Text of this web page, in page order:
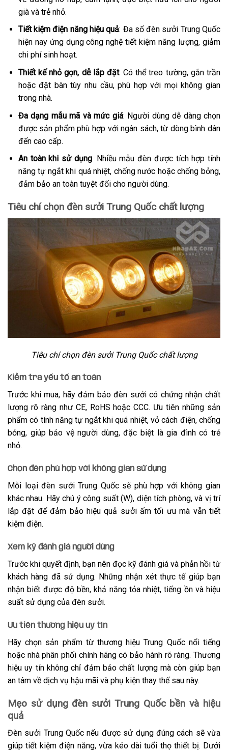
già và trẻ nhỏ.
Tiết kiệm điện năng hiệu quả: Đa số đèn sưởi Trung Quốc
hiện nay ứng dụng công nghệ tiết kiệm năng lượng, giảm
chi phí sinh hoạt.
Thiết kế nhỏ gọn, dễ lắp đặt: Có thể treo tường, gắn trần
hoặc đặt bàn tùy nhu cầu, phù hợp với mọi không gian
trong nhà.
Đa dạng mẫu mã và mức giá: Người dùng dễ dàng chọn
được sản phẩm phù hợp với ngân sách, từ dòng bình dân
đến cao cấp.
An toàn khi sử dụng: Nhiều mẫu đèn được tích hợp tính
năng tự ngắt khi quá nhiệt, chống nước hoặc chống bỏng,
đảm bảo an toàn tuyệt đối cho người dùng.
Tiêu chí chọn đèn sưởi Trung Quốc chất lượng
Tiêu chí chọn đèn sưởi Trung Quốc chất lượng
Kiểm tra yếu tố an toàn
Trước khi mua, hãy đảm bảo đèn sưởi có chứng nhận chất
lượng rõ ràng như CE, RoHS hoặc CCC. Ưu tiên những sản
phẩm có tính năng tự ngắt khi quá nhiệt, vỏ cách điện, chống
bỏng, giúp bảo vệ người dùng, đặc biệt là gia đình có trẻ
nhỏ.
Chọn đèn phù hợp với không gian sử dụng
Mỗi loại đèn sưởi Trung Quốc sẽ phù hợp với không gian
khác nhau. Hãy chú ý công suất (W), diện tích phòng, và vị trí
lắp đặt để đảm bảo hiệu quả sưởi ấm tối ưu mà vẫn tiết
kiệm điện.
Xem kỹ đánh giá người dùng
Trước khi quyết định, bạn nên đọc kỹ đánh giá và phản hồi từ
khách hàng đã sử dụng. Những nhận xét thực tế giúp bạn
nhận biết được độ bền, khả năng tỏa nhiệt, tiếng ồn và hiệu
suất sử dụng của đèn sưởi.
Ưu tiên thương hiệu uy tín
Hãy chọn sản phẩm từ thương hiệu Trung Quốc nổi tiếng
hoặc nhà phân phối chính hãng có bảo hành rõ ràng. Thương
hiệu uy tín không chỉ đảm bảo chất lượng mà còn giúp bạn
an tâm về dịch vụ hậu mãi và phụ kiện thay thế sau này.
Mẹo sử dụng đèn sưởi Trung Quốc bền và hiệu
quả
Đèn sưởi Trung Quốc nếu được sử dụng đúng cách sẽ vừa
giúp tiết kiệm điện năng, vừa kéo dài tuổi thọ thiết bị. Dưới